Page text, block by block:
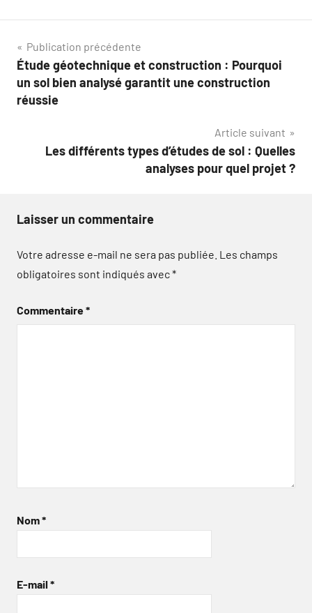
Navigation
de
l’article
Publication précédente
Étude géotechnique et construction : Pourquoi
un sol bien analysé garantit une construction
réussie
Article suivant
Les différents types d’études de sol : Quelles
analyses pour quel projet ?
Laisser un commentaire
Votre adresse e-mail ne sera pas publiée. Les champs
obligatoires sont indiqués avec*
Commentaire*
Nom*
E-mail *